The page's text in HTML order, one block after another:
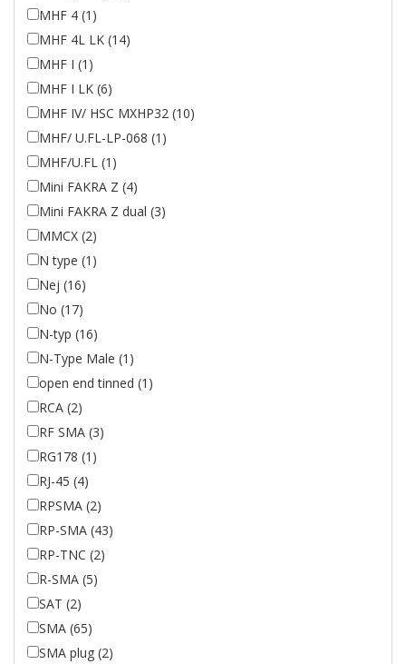
MHF 4 (1)
MHF 4L LK (14)
MHF I (1)
MHF I LK (6)
MHF IV/ HSC MXHP32 (10)
MHF/ U.FL-LP-068 (1)
MHF/U.FL (1)
Mini FAKRA Z (4)
Mini FAKRA Z dual (3)
MMCX (2)
N type (1)
Nej (16)
No (17)
N-typ (16)
N-Type Male (1)
open end tinned (1)
RCA (2)
RF SMA (3)
RG178 (1)
RJ-45 (4)
RPSMA (2)
RP-SMA (43)
RP-TNC (2)
R-SMA (5)
SAT (2)
SMA (65)
SMA plug (2)